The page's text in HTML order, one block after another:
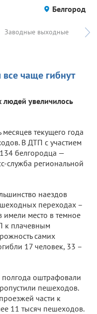
Белгород
Заводные выходные
чаще гибнут
людей увеличилось
текущего года
В ДТП с участием
белгородца —
служба региональной
наездов
переходах –
место в темное
к плачевным
самих
17 человек, 33 –
оштрафовали
пешеходов.
части к
11 тысяч пешеходов.